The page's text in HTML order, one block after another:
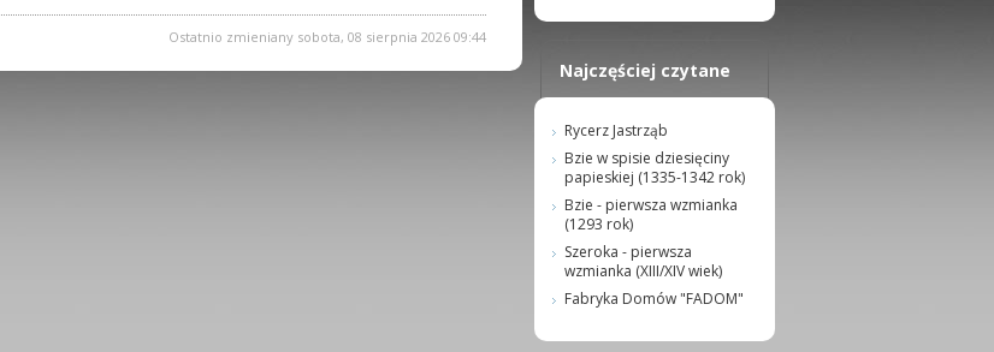
Ostatnio zmieniany sobota, 08 sierpnia 2026 09:44
Najczęściej czytane
Rycerz Jastrząb
Bzie w spisie dziesięciny
papieskiej (1335-1342 rok)
Bzie - pierwsza wzmianka
(1293 rok)
Szeroka - pierwsza
wzmianka (XIII/XIV wiek)
Fabryka Domów "FADOM"